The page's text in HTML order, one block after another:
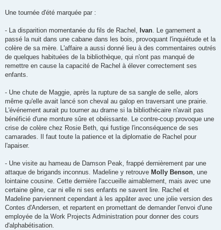
Une tournée d'été marquée par :
- La disparition momentanée du fils de Rachel, Ivan. Le garnement a
passé la nuit dans une cabane dans les bois, provoquant l'inquiétude et la
colère de sa mère. L'affaire a aussi donné lieu à des commentaires outrés
de quelques habituées de la bibliothèque, qui n'ont pas manqué de
remettre en cause la capacité de Rachel à élever correctement ses
enfants.
- Une chute de Maggie, après la rupture de sa sangle de selle, alors
même qu'elle avait lancé son cheval au galop en traversant une prairie.
L'événement aurait pu tourner au drame si la bibliothécaire n'avait pas
bénéficié d'une monture sûre et obéissante. Le contre-coup provoque une
crise de colère chez Rosie Beth, qui fustige l'inconséquence de ses
camarades. Il faut toute la patience et la diplomatie de Rachel pour
l'apaiser.
- Une visite au hameau de Damson Peak, frappé dernièrement par une
attaque de brigands inconnus. Madeline y retrouve Molly Benson, une
lointaine cousine. Cette dernière l'accueille aimablement, mais avec une
certaine gêne, car ni elle ni ses enfants ne savent lire. Rachel et
Madeline parviennent cependant à les appâter avec une jolie version des
Contes d'Andersen, et repartent en promettant de demander l'envoi d'une
employée de la Work Projects Administration pour donner des cours
d'alphabétisation.